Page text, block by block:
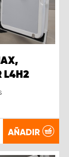
L4H2
AÑADIR